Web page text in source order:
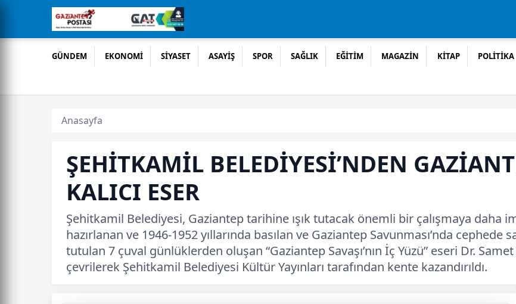
GÜNDEM EKONOMİ SİYASET ASAYİŞ SPOR SAĞLIK EĞİTİM MAGAZİN KİTAP POLİTİKA
Anasayfa
ŞEHİTKAMİL BELEDİYESİ’NDEN
KALICI ESER
Şehitkamil Belediyesi, Gaziantep tarihine ışık tutacak önemli bir çalışmaya daha
hazırlanan ve 1946-1952 yıllarında basılan ve Gaziantep Savunması’nda cephede
tutulan 7 çuval günlüklerden oluşan “Gaziantep Savaşı’nın İç Yüzü” eseri Dr.
çevrilerek Şehitkamil Belediyesi Kültür Yayınları tarafından kente kazandırıldı.